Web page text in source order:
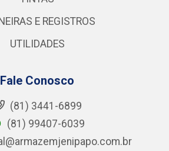
E REGISTROS
UTILIDADES
Fale Conosco
(81) 3441-6899
(81) 99407-6039